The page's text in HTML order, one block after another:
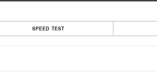
SPEED TEST